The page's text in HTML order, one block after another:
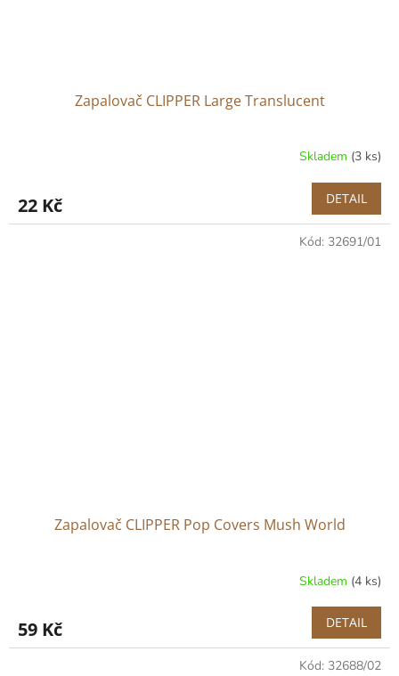
Zapalovač CLIPPER Large Translucent
Skladem (3 ks)
22 Kč DETAIL
Zapalovač CLIPPER Pop Covers Mush World
Skladem (4 ks)
59 Kč DETAIL
Kód: 32691/01
Kód: 32688/02